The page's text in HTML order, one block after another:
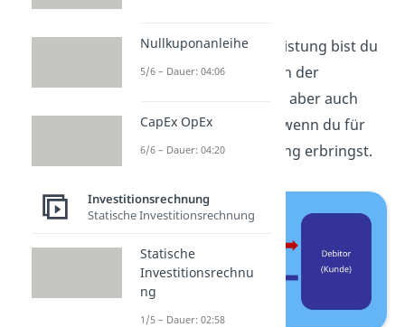
AlsEmpfängerder Leistung bist du
der Debitoroder auch der
. Du kannst aber auch
selbst Kreditor
sein, wenn du für
jemanden eine Leistung erbringst.
Nullkuponanleihe
5/6 – Dauer: 04:06
CapEx OpEx
6/6 – Dauer: 04:20
Investitionsrechnung
Statische Investitionsrechnung
Statische
Investitionsrechnu
ng
1/5 – Dauer: 02:58